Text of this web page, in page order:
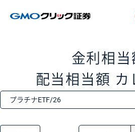
金利相当
配当相当額 カ